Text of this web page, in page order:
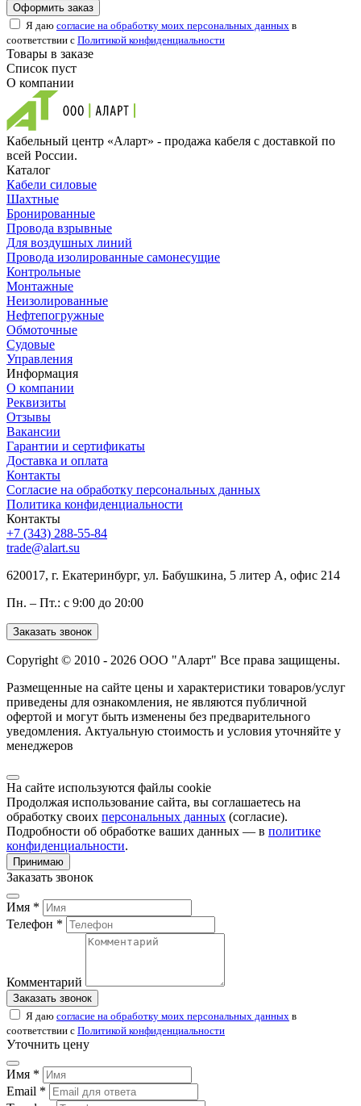
Оформить заказ
Я даю согласие на обработку моих персональных данных в
соответствии с Политикой конфиденциальности
Товары в заказе
Список пуст
О компании
Кабельный центр «Аларт» - продажа кабеля с доставкой по
всей России.
Каталог
Кабели силовые
Шахтные
Бронированные
Провода взрывные
Для воздушных линий
Провода изолированные самонесущие
Контрольные
Монтажные
Неизолированные
Нефтепогружные
Обмоточные
Судовые
Управления
Информация
О компании
Реквизиты
Отзывы
Вакансии
Гарантии и сертификаты
Доставка и оплата
Контакты
Согласие на обработку персональных данных
Политика конфиденциальности
Контакты
+7 (343) 288-55-84
trade@alart.su
620017, г. Екатеринбург, ул. Бабушкина, 5 литер А, офис 214
Пн. – Пт.: с 9:00 до 20:00
Заказать звонок
Copyright © 2010 - 2026 ООО "Аларт" Все права защищены.
Размещенные на сайте цены и характеристики товаров/услуг
приведены для ознакомления, не являются публичной
офертой и могут быть изменены без предварительного
уведомления. Актуальную стоимость и условия уточняйте у
менеджеров
На сайте используются файлы cookie
Продолжая использование сайта, вы соглашаетесь на
обработку своих персональных данных (согласие).
Подробности об обработке ваших данных — в политике
конфиденциальности.
Принимаю
Заказать звонок
Имя *
Телефон *
Комментарий
Заказать звонок
Я даю согласие на обработку моих персональных данных в
соответствии с Политикой конфиденциальности
Уточнить цену
Имя *
Email *